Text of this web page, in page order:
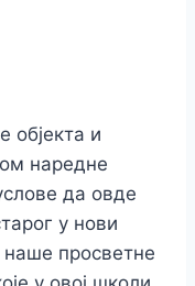
објекта и
наредне
да овде
у нови
наше просветне